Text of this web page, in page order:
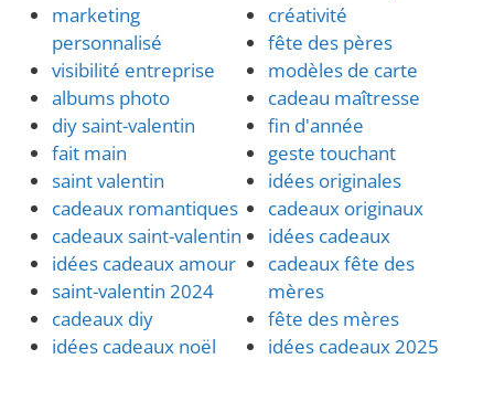
marketing
personnalisé
visibilité entreprise
albums photo
diy saint-valentin
fait main
saint valentin
cadeaux romantiques
cadeaux saint-valentin
idées cadeaux amour
saint-valentin 2024
cadeaux diy
idées cadeaux noël
créativité
fête des pères
modèles de carte
cadeau maîtresse
fin d'année
geste touchant
idées originales
cadeaux originaux
idées cadeaux
cadeaux fête des
mères
fête des mères
idées cadeaux 2025